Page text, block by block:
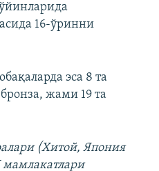
16-ўринни
эса 8 та
жами 19 та
(Хитой, Япония